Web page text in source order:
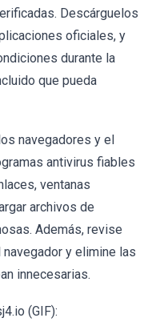
Descárguelos
oficiales, y
durante la
que pueda
navegadores y el
antivirus fiables
ventanas
archivos de
Además, revise
y elimine las
innecesarias.
(GIF):